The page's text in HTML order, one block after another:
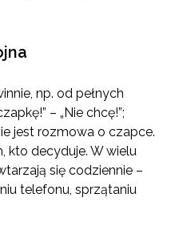
np. od pełnych
– „Nie chcę!”;
jest rozmowa o czapce.
kto decyduje. W wielu
się codziennie –
telefonu, sprzątaniu